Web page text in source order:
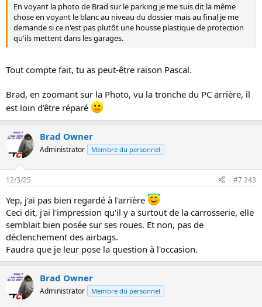
En voyant la photo de Brad sur le parking je me suis dit la même
chose en voyant le blanc au niveau du dossier mais au final je me
demande si ce n'est pas plutôt une housse plastique de protection
qu'ils mettent dans les garages.
Tout compte fait, tu as peut-être raison Pascal.
Brad, en zoomant sur la Photo, vu la tronche du PC arrière, il
est loin d'être réparé
Brad Owner
Administrator Membre du personnel
12/3/25 #7 243
Yep, j'ai pas bien regardé à l'arrière
Ceci dit, j'ai l'impression qu'il y a surtout de la carrosserie, elle
semblait bien posée sur ses roues. Et non, pas de
déclenchement des airbags.
Faudra que je leur pose la question à l'occasion.
Brad Owner
Administrator Membre du personnel